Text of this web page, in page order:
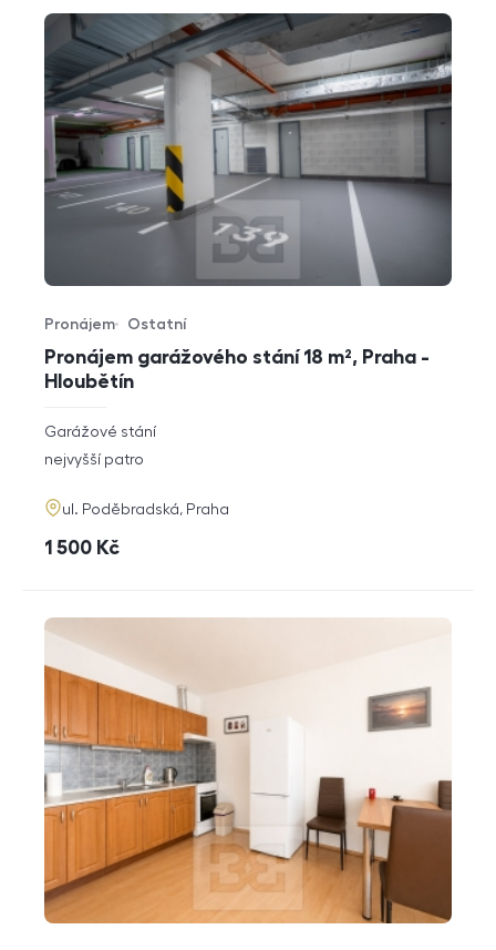
Pronájem garážového stání 18 m², Praha -
Hloubětín
Typ nabídky
Pronájem
Typ nemovitosti
Ostatní
rozměry
dispozice
Garážové stání
funkce
nejvyšší patro
adresa
ul. Poděbradská, Praha
cena
1 500 Kč